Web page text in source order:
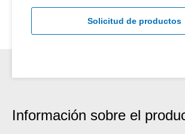
Solicitud de productos
Información sobre el